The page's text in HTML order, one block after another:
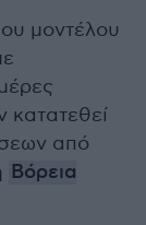
μοντέλου
κατατεθεί
από
Βόρεια